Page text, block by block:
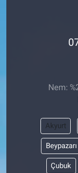
Nem:
Akyurt
Beypazarı
Çubuk
Magazin
Yaşam